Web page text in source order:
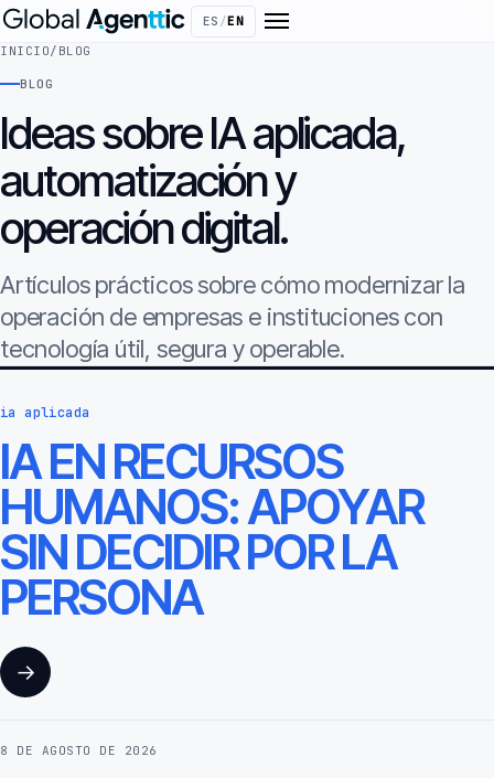
ES /EN
INICIO/ BLOG
BLOG
Ideas sobre IA aplicada,
automatización y
operación digital.
Artículos prácticos sobre cómo modernizar la
operación de empresas e instituciones con
tecnología útil, segura y operable.
ia aplicada
IA EN RECURSOS
HUMANOS: APOYAR
SIN DECIDIR POR LA
PERSONA
→
8 DE AGOSTO DE 2026